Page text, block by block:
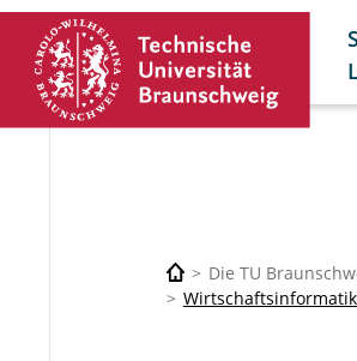
Die TU